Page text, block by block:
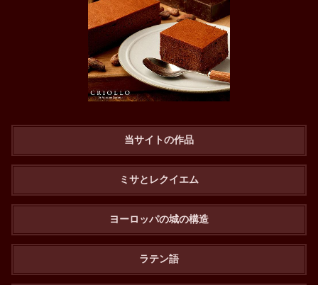
当サイトの作品
ミサとレクイエム
ヨーロッパの城の構造
ラテン語